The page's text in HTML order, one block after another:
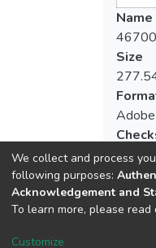
Name
Size
We collect and process
following purposes:
Acknowledgement and
To learn more, please read
Customize